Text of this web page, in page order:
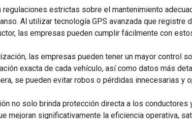
regulaciones estrictas sobre el mantenimiento
Al utilizar tecnología GPS avanzada que registre
las empresas pueden cumplir fácilmente con
las empresas pueden tener un mayor control
exacta de cada vehículo, así como datos más
se pueden evitar robos o pérdidas innecesarias y
no solo brinda protección directa a los conductores
mejoran significativamente la eficiencia operativa,